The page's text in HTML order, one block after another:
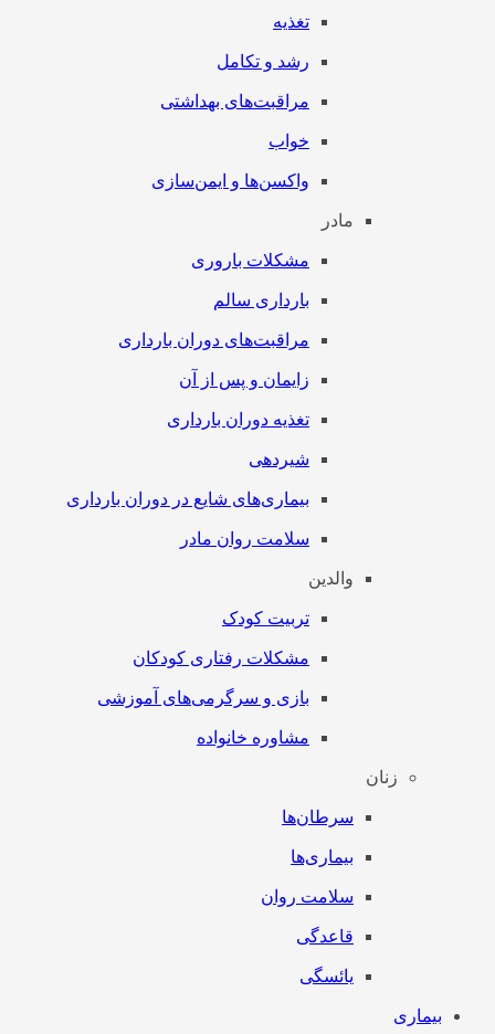
تغذیه
رشد و تکامل
مراقبت‌های بهداشتی
خواب
واکسن‌ها و ایمن‌سازی
مادر
مشکلات باروری
بارداری سالم
مراقبت‌های دوران بارداری
زایمان و پس از آن
تغذیه دوران بارداری
شیردهی
بیماری‌های شایع در دوران بارداری
سلامت روان مادر
والدین
تربیت کودک
مشکلات رفتاری کودکان
بازی و سرگرمی‌های آموزشی
مشاوره خانواده
زنان
سرطان‌‌ها
بیماری‌ها
سلامت روان
قاعدگی
یائسگی
بیماری